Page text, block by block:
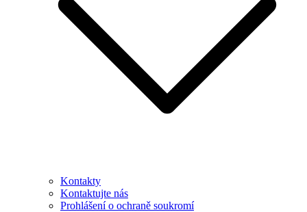
Kontakty
Kontaktujte nás
Prohlášení o ochraně soukromí